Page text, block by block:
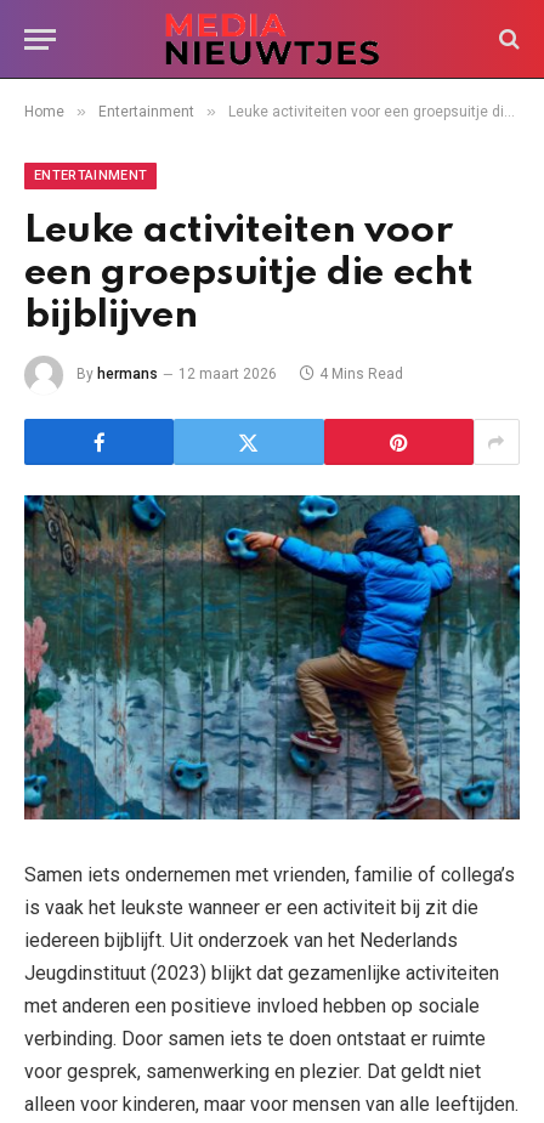
Home » Entertainment » Leuke activiteiten voor een groepsuitje die echt bijblijven
ENTERTAINMENT
Leuke activiteiten voor
een groepsuitje die echt
bijblijven
By hermans 12 maart 2026 4 Mins Read
Samen iets ondernemen met vrienden, familie of collega’s
is vaak het leukste wanneer er een activiteit bij zit die
iedereen bijblijft. Uit onderzoek van het Nederlands
Jeugdinstituut (2023) blijkt dat gezamenlijke activiteiten
met anderen een positieve invloed hebben op sociale
verbinding. Door samen iets te doen ontstaat er ruimte
voor gesprek, samenwerking en plezier. Dat geldt niet
alleen voor kinderen, maar voor mensen van alle leeftijden.